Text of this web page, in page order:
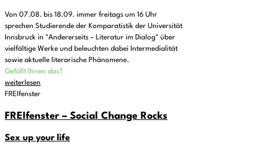
Von 07.08. bis 18.09. immer freitags um 16 Uhr
sprechen Studierende der Komparatistik der Universität
Innsbruck in "Andererseits – Literatur im Dialog" über
vielfältige Werke und beleuchten dabei Intermedialität
sowie aktuelle literarische Phänomene.
Gefällt Ihnen das?
weiterlesen
FREIfenster
FREIfenster – Social Change Rocks
Sex up your life